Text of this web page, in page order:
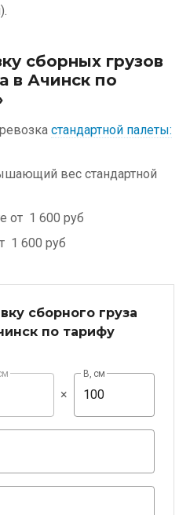
сборных грузов
в Ачинск по
стандартной палеты:
вес стандартной
от 1 600 руб
1 600 руб
сборного груза
по тарифу
×
В, см